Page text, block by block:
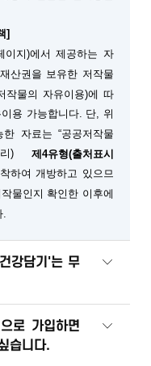
]
이지)에서 제공하는 자
산권을 보유한 저작물
작물의 자유이용)에 따
용 가능합니다. 단, 위
자료는 “공공저작물
) 제4유형(출처표시
하여 개방하고 있으므
물인지 확인한 이후에
강담기'는 무
로 가입하면
습니다.